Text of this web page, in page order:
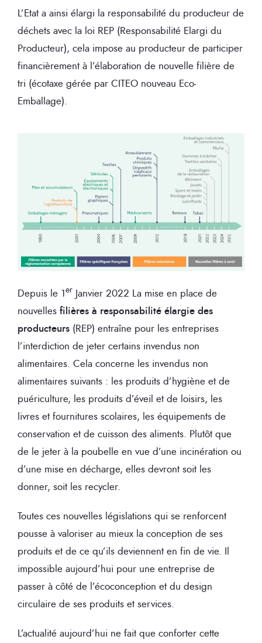
L’Etat a ainsi élargi la responsabilité du producteur de
déchets avec la loi REP (Responsabilité Elargi du
Producteur), cela impose au producteur de participer
financièrement à l’élaboration de nouvelle filière de
tri (écotaxe gérée par CITEO nouveau Eco-
Emballage).
Depuis le 1er Janvier 2022 La mise en place de
nouvelles filières à responsabilité élargie des
producteurs (REP) entraîne pour les entreprises
l’interdiction de jeter certains invendus non
alimentaires. Cela concerne les invendus non
alimentaires suivants : les produits d’hygiène et de
puériculture, les produits d’éveil et de loisirs, les
livres et fournitures scolaires, les équipements de
conservation et de cuisson des aliments. Plutôt que
de le jeter à la poubelle en vue d’une incinération ou
d’une mise en décharge, elles devront soit les
donner, soit les recycler.
Toutes ces nouvelles législations qui se renforcent
pousse à valoriser au mieux la conception de ses
produits et de ce qu’ils deviennent en fin de vie. Il
impossible aujourd’hui pour une entreprise de
passer à côté de l’écoconception et du design
circulaire de ses produits et services.
L’actualité aujourd’hui ne fait que conforter cette